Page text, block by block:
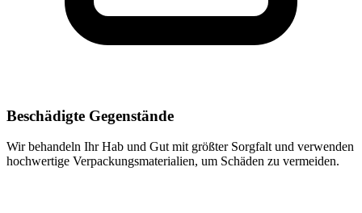
Beschädigte Gegenstände
Wir behandeln Ihr Hab und Gut mit größter Sorgfalt und verwenden
hochwertige Verpackungsmaterialien, um Schäden zu vermeiden.